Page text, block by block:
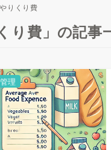
やりくり費
り費」の記事
理